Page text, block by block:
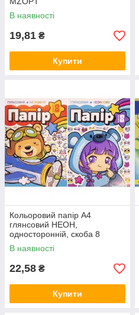
В наявності
19,81 ₴
Купити
Кольоровий папір А4
глянсовий НЕОН,
односторонній, скоба 8
аркушів "Мандарин" 235455
MZOPT
В наявності
22,58 ₴
Купити